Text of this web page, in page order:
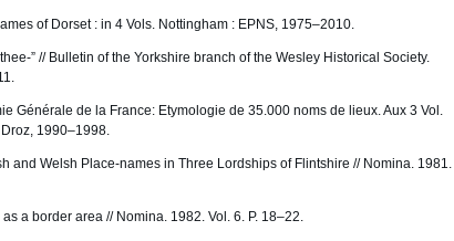
of Dorset : in 4 Vols. Nottingham : EPNS, 1975–2010.
thee-” // Bulletin of the Yorkshire branch of the Wesley Historical Society.
Générale de la France: Etymologie de 35.000 noms de lieux. Aux 3 Vol.
1990–1998.
and Welsh Place-names in Three Lordships of Flintshire // Nomina. 1981.
a border area // Nomina. 1982. Vol. 6. P. 18–22.